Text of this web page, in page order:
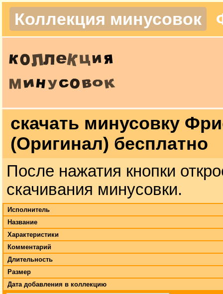
Коллекция минусовок
скачать минусовку
(Оригинал) бесплатно
После нажатия кнопки
скачивания минусовки.
Исполнитель
Название
Характеристики
Комментарий
Длительность
Размер
Дата добавления в коллекцию